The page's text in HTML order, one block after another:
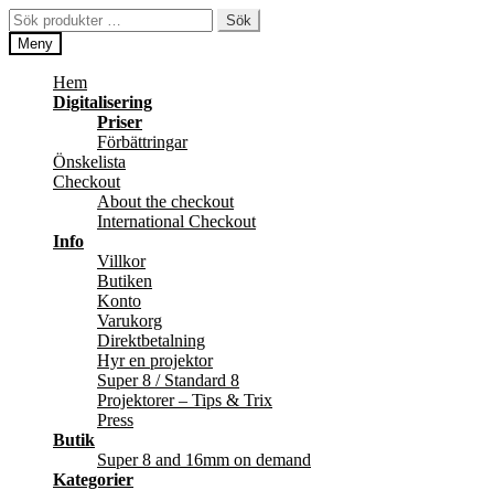
Hoppa
till
navigering
Hoppa
till
innehåll
Sök
efter:
Sök
Meny
Hem
Digitalisering
Priser
Förbättringar
Önskelista
Checkout
About the checkout
International Checkout
Info
Villkor
Butiken
Konto
Varukorg
Direktbetalning
Hyr en projektor
Super 8 / Standard 8
Projektorer – Tips & Trix
Press
Butik
Super 8 and 16mm on demand
Kategorier